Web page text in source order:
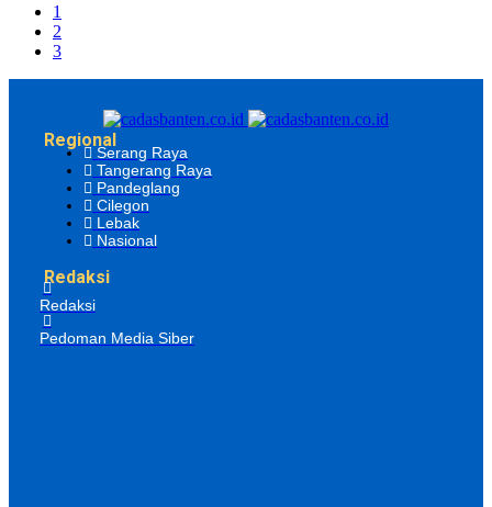
1
2
3
Regional
Serang Raya
Tangerang Raya
Pandeglang
Cilegon
Lebak
Nasional
Redaksi
Redaksi
Pedoman Media Siber